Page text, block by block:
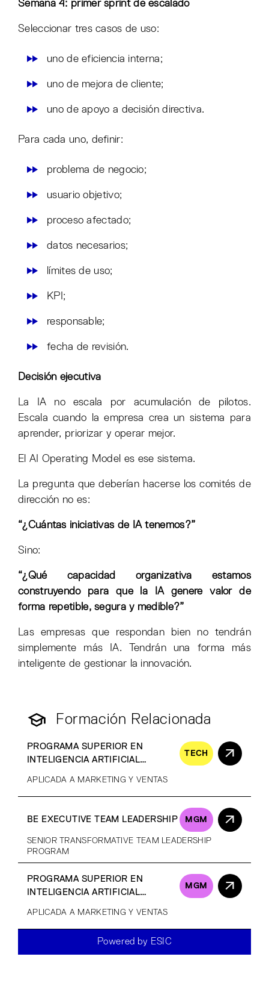
Semana 4: primer sprint de escalado
Seleccionar tres casos de uso:
uno de eficiencia interna;
uno de mejora de cliente;
uno de apoyo a decisión directiva.
Para cada uno, definir:
problema de negocio;
usuario objetivo;
proceso afectado;
datos necesarios;
límites de uso;
KPI;
responsable;
fecha de revisión.
Decisión ejecutiva
La IA no escala por acumulación de pilotos.
Escala cuando la empresa crea un sistema para
aprender, priorizar y operar mejor.
El AI Operating Model es ese sistema.
La pregunta que deberían hacerse los comités de
dirección no es:
“¿Cuántas iniciativas de IA tenemos?”
Sino:
“¿Qué capacidad organizativa estamos
construyendo para que la IA genere valor de
forma repetible, segura y medible?”
Las empresas que respondan bien no tendrán
simplemente más IA. Tendrán una forma más
inteligente de gestionar la innovación.
Formación Relacionada
PROGRAMA SUPERIOR EN
INTELIGENCIA ARTIFICIAL
TECH
APLICADA A MARKETING Y VENTAS
BE EXECUTIVE TEAM LEADERSHIP MGM
SENIOR TRANSFORMATIVE TEAM LEADERSHIP
PROGRAM
PROGRAMA SUPERIOR EN
INTELIGENCIA ARTIFICIAL
MGM
APLICADA A MARKETING Y VENTAS
Powered by ESIC